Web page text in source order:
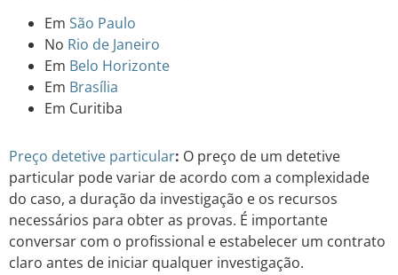
Em São Paulo
No Rio de Janeiro
Em Belo Horizonte
Em Brasília
Em Curitiba
Preço detetive particular: O preço de um detetive
particular pode variar de acordo com a complexidade
do caso, a duração da investigação e os recursos
necessários para obter as provas. É importante
conversar com o profissional e estabelecer um contrato
claro antes de iniciar qualquer investigação.